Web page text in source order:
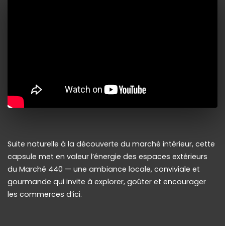
Suite naturelle à la découverte du marché intérieur, cette
capsule met en valeur l’énergie des espaces extérieurs
du Marché 440 — une ambiance locale, conviviale et
gourmande qui invite à explorer, goûter et encourager
les commerces d’ici.